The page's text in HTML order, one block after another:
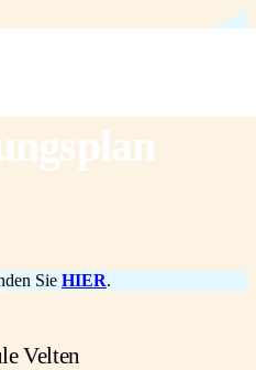
Sie HIER.
Velten